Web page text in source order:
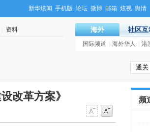
新华炫闻 手机版 论坛 微博 邮箱 炫视 舆情
资料
三个商业帝国的返乡之路(15:57)
海外 社区互
国际频道 海外华人 港
改革方案》 频